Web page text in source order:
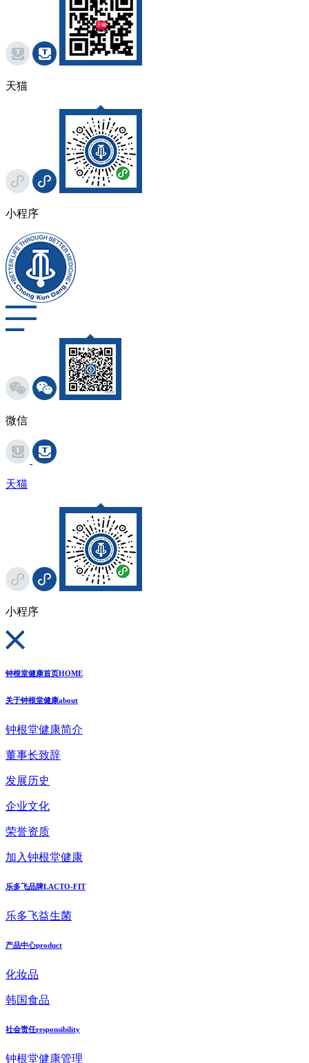
天猫
小程序
微信
天猫
小程序
钟根堂健康首页HOME
关于钟根堂健康about
钟根堂健康简介
董事长致辞
发展历史
企业文化
荣誉资质
加入钟根堂健康
乐多飞品牌LACTO-FIT
乐多飞益生菌
产品中心product
化妆品
韩国食品
社会责任responsibility
钟根堂健康管理